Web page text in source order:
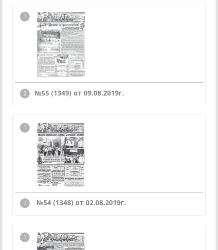
№55 (1349) от 09.08.2019г.
№54 (1348) от 02.08.2019г.